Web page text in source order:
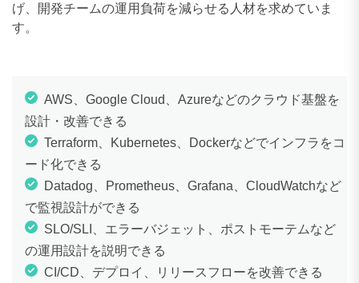
120〜129万円 3件
150〜159万円
160〜169万円 0件
180〜189万円
190〜199万円
200〜209万円 0件
げ、開発チームの運用負荷を減らせる人材を求めていま
す。
AWS、Google Cloud、Azureなどのクラウド基盤を
設計・改善できる
Terraform、Kubernetes、Dockerなどでインフラをコ
ード化できる
Datadog、Prometheus、Grafana、CloudWatchなど
で監視設計ができる
SLO/SLI、エラーバジェット、ポストモーテムなど
の運用設計を説明できる
CI/CD、デプロイ、リリースフローを改善できる